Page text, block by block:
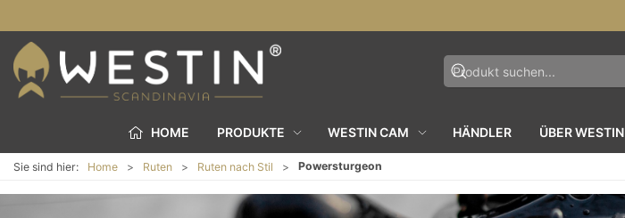
HOME PRODUKTE WESTIN CAM HÄNDLER ÜBER WESTIN
Sie sind hier: Home Ruten Ruten nach Stil Powersturgeon